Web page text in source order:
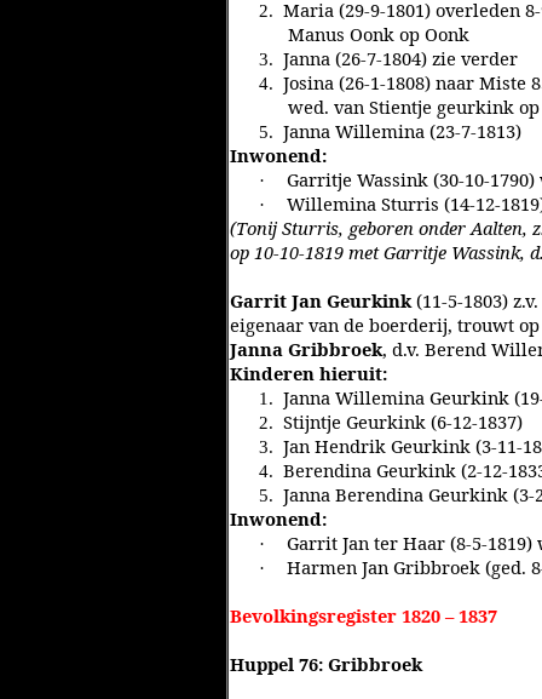
2. Maria (29-9-1801) overleden
Manus Oonk op Oonk
3. Janna (26-7-1804) zie verder
4. Josina (26-1-1808) naar Miste
wed. van Stientje geurkink
5. Janna Willemina (23-7-1813)
Inwonend:
· Garritje Wassink (30-10-
·
Willemina Sturris (14-12-
(Tonij Sturris, geboren onder Aalten,
op 10-10-1819 met Garritje Wassink,
Garrit Jan Geurkink(11-5-1803)
eigenaar van de boerderij, trouwt op
Janna Gribbroek, d.v. Berend
Kinderen hieruit:
1. Janna Willemina Geurkink
2. Stijntje Geurkink (6-12-1837)
3. Jan Hendrik Geurkink (3-11-
4. Berendina Geurkink (2-12-
5. Janna Berendina Geurkink (3-
Inwonend:
· Garrit Jan ter Haar (8-5-
·
Harmen Jan Gribbroek (ged.
Bevolkingsregister 1820 – 1837
Huppel 76: Gribbroek